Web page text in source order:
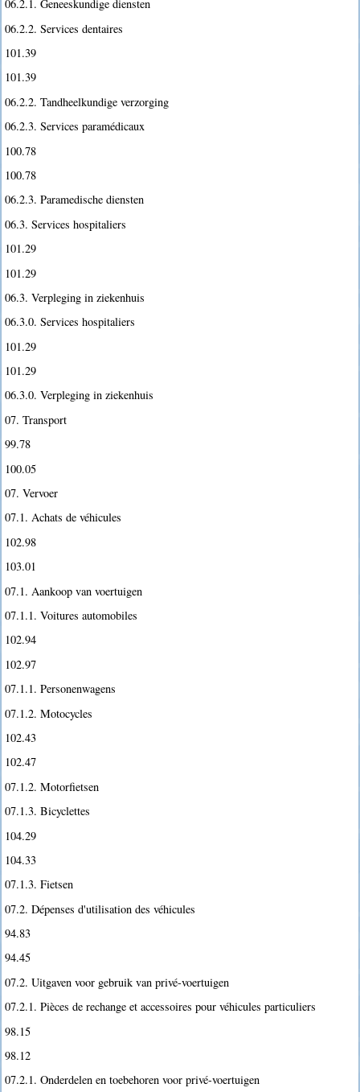
06.2.1. Geneeskundige diensten
06.2.2. Services dentaires
101.39
101.39
06.2.2. Tandheelkundige verzorging
06.2.3. Services paramédicaux
100.78
100.78
06.2.3. Paramedische diensten
06.3. Services hospitaliers
101.29
101.29
06.3. Verpleging in ziekenhuis
06.3.0. Services hospitaliers
101.29
101.29
06.3.0. Verpleging in ziekenhuis
07. Transport
99.78
100.05
07. Vervoer
07.1. Achats de véhicules
102.98
103.01
07.1. Aankoop van voertuigen
07.1.1. Voitures automobiles
102.94
102.97
07.1.1. Personenwagens
07.1.2. Motocycles
102.43
102.47
07.1.2. Motorfietsen
07.1.3. Bicyclettes
104.29
104.33
07.1.3. Fietsen
07.2. Dépenses d'utilisation des véhicules
94.83
94.45
07.2. Uitgaven voor gebruik van privé-voertuigen
07.2.1. Pièces de rechange et accessoires pour véhicules particuliers
98.15
98.12
07.2.1. Onderdelen en toebehoren voor privé-voertuigen